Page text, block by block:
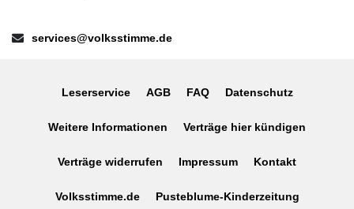
E-Mail:services@volksstimme.de
Leserservice AGB FAQ Datenschutz
Weitere Informationen Verträge hier kündigen
Verträge widerrufen Impressum Kontakt
Volksstimme.de Pusteblume-Kinderzeitung